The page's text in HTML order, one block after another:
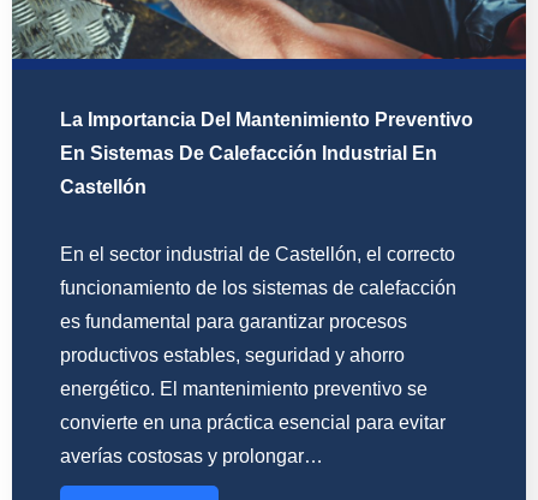
La Importancia Del Mantenimiento Preventivo
En Sistemas De Calefacción Industrial En
Castellón
En el sector industrial de Castellón, el correcto
funcionamiento de los sistemas de calefacción
es fundamental para garantizar procesos
productivos estables, seguridad y ahorro
energético. El mantenimiento preventivo se
convierte en una práctica esencial para evitar
averías costosas y prolongar…